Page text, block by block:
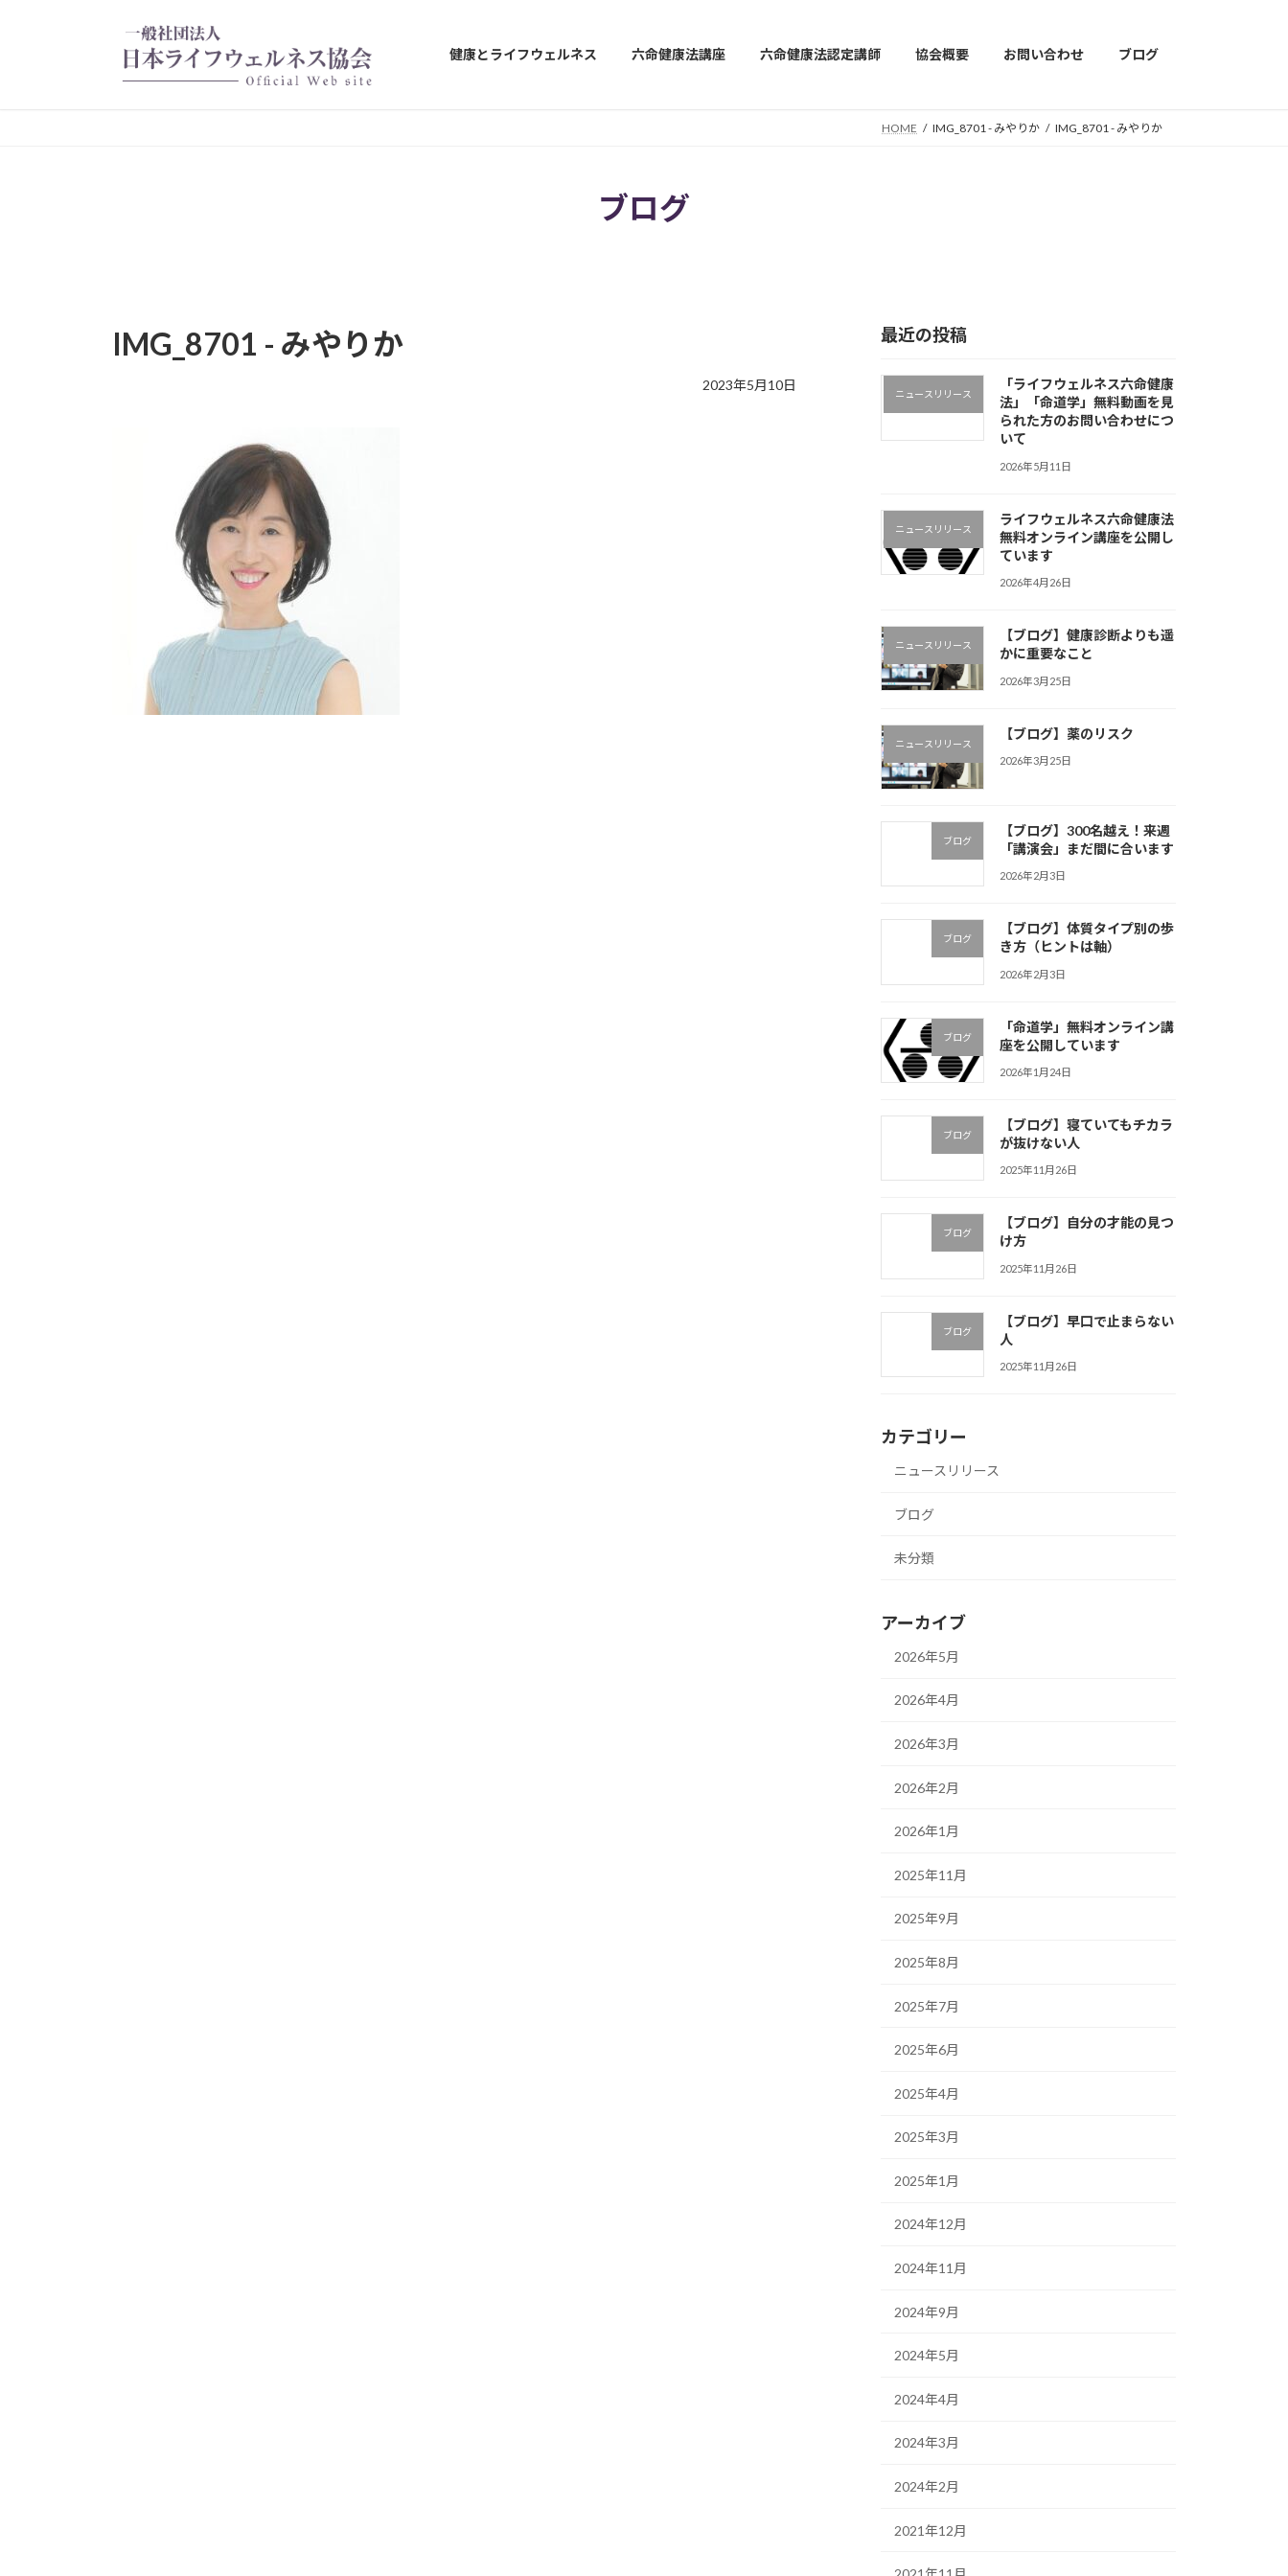
健康とライフウェルネス 六命健康法講座 六命健康法認定講師 協会概要 お問い合わせ ブログ
HOME IMG_8701 - みやりか IMG_8701 - みやりか
ブログ
IMG_8701 - みやりか
2023年5月10日
最近の投稿
ニュースリリース
「ライフウェルネス六命健康
法」「命道学」無料動画を見
られた方のお問い合わせにつ
いて
2026年5月11日
ニュースリリース
ライフウェルネス六命健康法
無料オンライン講座を公開し
ています
2026年4月26日
ニュースリリース
【ブログ】健康診断よりも遥
かに重要なこと
2026年3月25日
ニュースリリース
【ブログ】薬のリスク
2026年3月25日
ブログ
【ブログ】300名越え！来週
「講演会」まだ間に合います
2026年2月3日
ブログ
【ブログ】体質タイプ別の歩
き方（ヒントは軸）
2026年2月3日
ブログ
「命道学」無料オンライン講
座を公開しています
2026年1月24日
ブログ
【ブログ】寝ていてもチカラ
が抜けない人
2025年11月26日
ブログ
【ブログ】自分の才能の見つ
け方
2025年11月26日
ブログ
【ブログ】早口で止まらない
人
2025年11月26日
カテゴリー
ニュースリリース
ブログ
未分類
アーカイブ
2026年5月
2026年4月
2026年3月
2026年2月
2026年1月
2025年11月
2025年9月
2025年8月
2025年7月
2025年6月
2025年4月
2025年3月
2025年1月
2024年12月
2024年11月
2024年9月
2024年5月
2024年4月
2024年3月
2024年2月
2021年12月